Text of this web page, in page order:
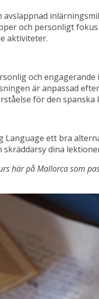
och personligt
aktiviteter.
och
är anpassad
för den spanska
Language ett bra
dina
här på Mallorca som